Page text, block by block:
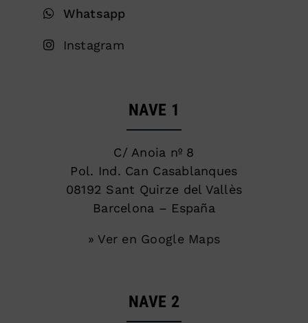
Whatsapp
Instagram
NAVE 1
C/ Anoia nº 8
Pol. Ind. Can Casablanques
08192 Sant Quirze del Vallès
Barcelona – España
» Ver en Google Maps
NAVE 2